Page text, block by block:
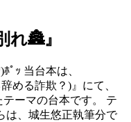
れ🏯』
ﾟｯ 当台本は、
める詐欺？)』にて、
ーマの台本です。 テ
は、城生悠正執筆分で